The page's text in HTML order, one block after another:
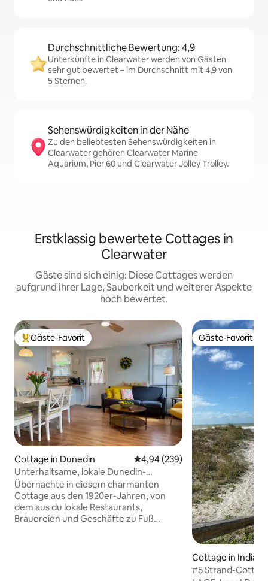
Durchschnittliche Bewertung: 4,9
Unterkünfte in Clearwater werden von Gästen
sehr gut bewertet – im Durchschnitt mit 4,9 von
5 Sternen.
Sehenswürdigkeiten in der Nähe
Zu den beliebtesten Sehenswürdigkeiten in
Clearwater gehören Clearwater Marine
Aquarium, Pier 60 und Clearwater Jolley Trolley.
Erstklassig bewertete Cottages in
Clearwater
Gäste sind sich einig: Diese Cottages werden
aufgrund ihrer Lage, Sauberkeit und weiterer Aspekte
hoch bewertet.
Beliebter Gäste-Favorit.
Gäste-Favorit
Cottage in Dunedin Durchschnittliche Bewertung:
4,94 (239)
Unterhaltsame, lokale Dunedin-
Entdeckung zu Fuß
Übernachte in diesem charmanten
Cottage aus den 1920er-Jahren, von
dem aus du lokale Restaurants,
Brauereien und Geschäfte zu Fuß
Gäste-Favorit
Gäste-Favorit
Cottage in Indian
ch
#5 Strand-